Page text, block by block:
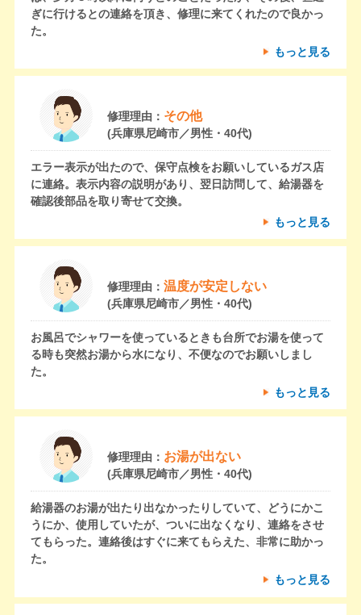
ぎに行けるとの連絡を頂き、修理に来てくれたので良かっ
た。
もっと見る
修理理由： その他
(兵庫県尼崎市／男性・40代)
エラー表示が出たので、保守点検をお願いしているガス店
に連絡。表示内容の説明があり、翌日訪問して、給湯器を
確認後部品を取り寄せて交換。
もっと見る
修理理由： 温度が安定しない
(兵庫県尼崎市／男性・40代)
お風呂でシャワーを使っているときも台所でお湯を使って
る時も突然お湯から水になり、不便なのでお願いしまし
た。
もっと見る
修理理由： お湯が出ない
(兵庫県尼崎市／男性・40代)
給湯器のお湯が出たり出なかったりしていて、どうにかこ
うにか、使用していたが、ついに出なくなり、連絡をさせ
てもらった。連絡後はすぐに来てもらえた、非常に助かっ
た。
もっと見る